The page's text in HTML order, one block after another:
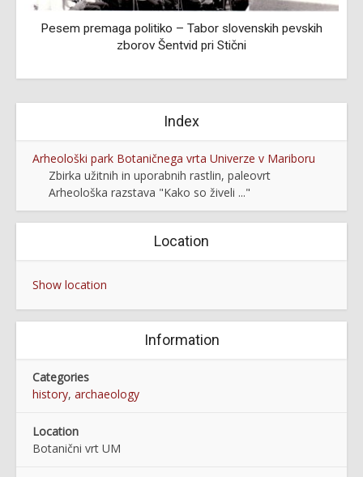
Pesem premaga politiko – Tabor slovenskih pevskih
zborov Šentvid pri Stični
Index
Arheološki park Botaničnega vrta Univerze v Mariboru
Zbirka užitnih in uporabnih rastlin, paleovrt
Arheološka razstava "Kako so živeli ..."
Location
Show location
Information
Categories
history, archaeology
Location
Botanični vrt UM